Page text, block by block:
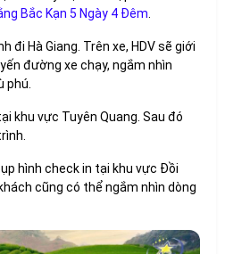
Bắc Kạn 5 Ngày 4 Đêm
đi Hà Giang. Trên xe, HDV sẽ giới
đường xe chạy, ngắm nhìn
phú.
khu vực Tuyên Quang. Sau đó
hình check in tại khu vực Đồi
cũng có thể ngắm nhìn dòng